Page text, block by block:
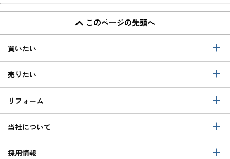
このページの先頭へ
買いたい
売りたい
リフォーム
当社について
採用情報